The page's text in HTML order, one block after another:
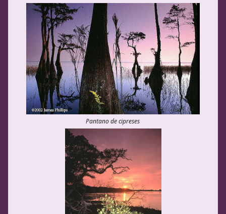
Pantano de cipreses